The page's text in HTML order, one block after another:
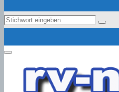
Search
Search
Primary